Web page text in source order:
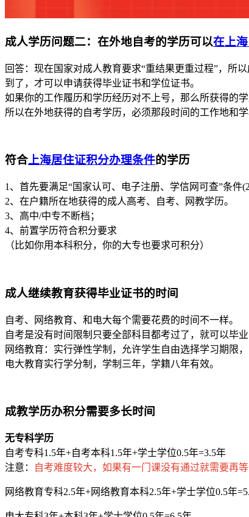
成人学历问题二：在外地自考的学历可以在上
回答：现在国家对成人教育要求“重结果更重过程”，所
到了，才可以申请获得毕业证书和学位证书。
如果你的工作履历和学历经历对不上号，那么所获得的
所以在外地获得的自考学历，必须那段时间的工作地和学
符合上海居住证积分办理条件的学历
1、首先要满足“国家认可、电子注册、学信网可查”条件
2、在户籍所在地获得的成人高考、自考、网教学历。
3、高中/中专不断档；
4、前置学历符合积分要求
（比如你用本科积分，你的大专也要求可积分）
成人继续教育获得毕业证书的时间
自考、网络教育、和电大每个需要花费的时间不一样。
自考是没有时间限制只要全部科目都考过了，就可以毕业
网络教育：实行弹性学制，允许学生自由选择学习期限
电大教育实行学分制，学制三年，学籍八年有效。
成教学历办积分需要多长时间
无专科学历
自考专科1.5年+自考本科1.5年+学士学位0.5年=3.5年
注意：
自考难度较大，如果有一门课没有通过就需要再
网络教育专科2.5年+网络教育本科2.5年+学士学位0.5年